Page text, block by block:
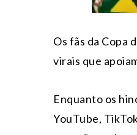
Os fãs da Copa
virais que
Enquanto os
YouTube,